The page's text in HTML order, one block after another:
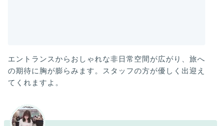
エントランスからおしゃれな非日常空間が広がり、旅へ
の期待に胸が膨らみます。スタッフの方が優しく出迎え
てくれますよ。